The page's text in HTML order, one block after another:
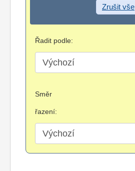
Zrušit vše
Řadit podle:
Směr
řazení: